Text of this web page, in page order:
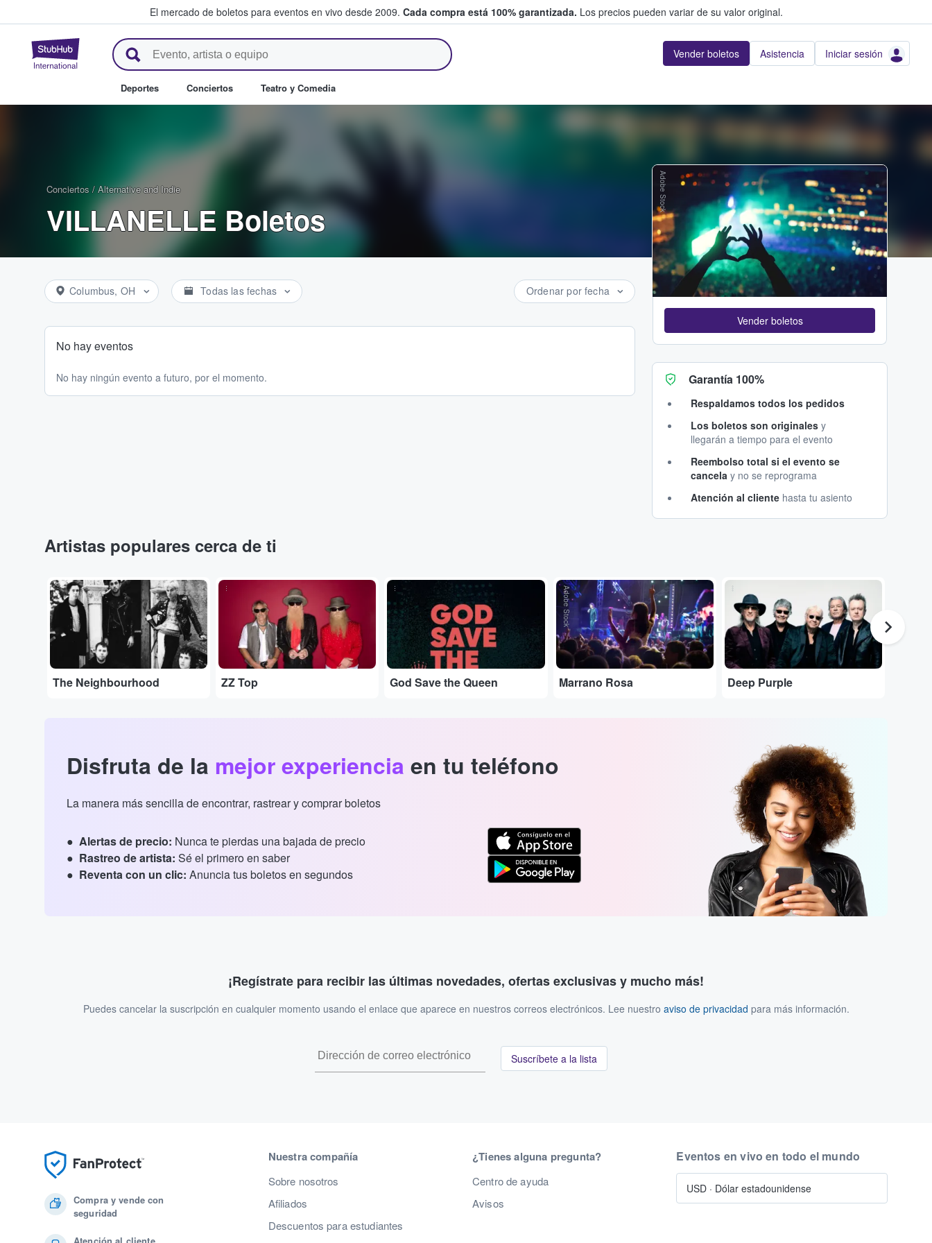
El mercado de boletos para eventos en vivo desde 2009. Cada compra está 100% garantizada. Los precios pueden variar de su valor original.
StubHub: donde los fans compran y venden boletos Vender boletos Asistencia Iniciar sesión
Deportes Conciertos Teatro y Comedia
Conciertos / Alternative and Indie
VILLANELLE Boletos
Columbus, OH Todas las fechas Ordenar por fecha
No hay eventos
No hay ningún evento a futuro, por el momento.
Adobe Stock
Vender boletos
Garantía 100%
Respaldamos todos los pedidos
Los boletos son originales y
llegarán a tiempo para el evento
Reembolso total si el evento se
cancela y no se reprograma
Atención al cliente hasta tu asiento
Artistas populares cerca de ti
...
The Neighbourhood
...
ZZ Top
...
God Save the Queen
Adobe Stock
Marrano Rosa Deep Purple
Disfruta de la mejor experiencia en tu teléfono
La manera más sencilla de encontrar, rastrear y comprar boletos
Alertas de precio: Nunca te pierdas una bajada de precio
Rastreo de artista: Sé el primero en saber
Reventa con un clic: Anuncia tus boletos en segundos
¡Regístrate para recibir las últimas novedades, ofertas exclusivas y mucho más!
Puedes cancelar la suscripción en cualquier momento usando el enlace que aparece en nuestros correos electrónicos. Lee nuestro aviso de privacidad para más información.
Suscríbete a la lista
Compra y vende con
seguridad
Atención al cliente
Nuestra compañía
Sobre nosotros
Afiliados
Descuentos para estudiantes
¿Tienes alguna pregunta?
Centro de ayuda
Avisos
Eventos en vivo en todo el mundo
USD · Dólar estadounidense